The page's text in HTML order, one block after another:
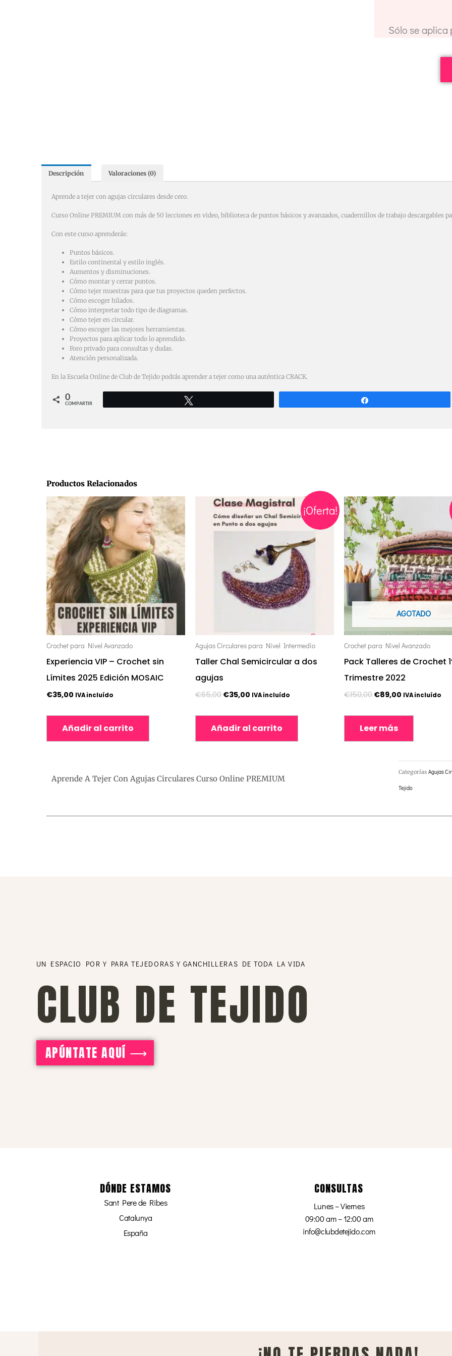
Sólo se aplica
Descripción Valoraciones (0)
Aprende a tejer con agujas circulares desde cero.
Curso Online PREMIUM con más de 50 lecciones en video, biblioteca de puntos básicos y avanzados, cuadernillos de trabajo descargables
Con este curso aprenderás:
Puntos básicos.
Estilo continental y estilo inglés.
Aumentos y disminuciones.
Cómo montar y cerrar puntos.
Cómo tejer muestras para que tus proyectos queden perfectos.
Cómo escoger hilados.
Cómo interpretar todo tipo de diagramas.
Cómo tejer en circular.
Cómo escoger las mejores herramientas.
Proyectos para aplicar todo lo aprendido.
Foro privado para consultas y dudas.
Atención personalizada.
En la Escuela Online de Club de Tejido podrás aprender a tejer como una auténtica CRACK.
0
COMPARTIR
Productos Relacionados
Crochet para Nivel Avanzado
Experiencia VIP – Crochet sin
Límites 2025 Edición MOSAIC
€35,00 IVA incluído
Añadir al carrito
¡Oferta!
Agujas Circulares para Nivel Intermedio
Taller Chal Semicircular a dos
agujas
€65,00
El
precio
original
era:
€35,00
El
precio
actual
es:
IVA incluído
Añadir al carrito
AGOTADO
Crochet para Nivel Avanzado
Pack Talleres de Crochet
Trimestre 2022
€150,00
El
precio
original
era:
€150,00.
€89,00
actual
es:
€89,00.
IVA incluído
Leer más
Aprende A Tejer Con Agujas Circulares Curso Online PREMIUM
Categorías Agujas
Tejido
UN ESPACIO POR Y PARA TEJEDORAS Y GANCHILLERAS DE TODA LA VIDA
CLUB DE TEJIDO
APÚNTATE AQUÍ ⟶
DÓNDE ESTAMOS
Sant Pere de Ribes
Catalunya
España
CONSULTAS
Lunes – Viernes
09:00 am – 12:00 am
info@clubdetejido.com